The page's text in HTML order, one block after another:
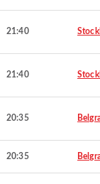
21:40
21:40
20:35
20:35